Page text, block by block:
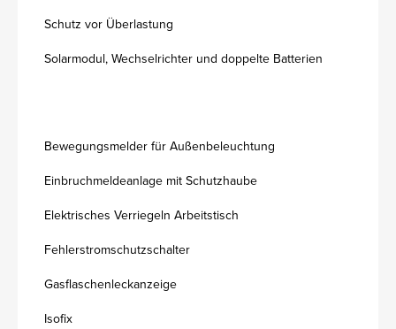
Schutz vor Überlastung
Solarmodul, Wechselrichter und doppelte Batterien
Bewegungsmelder für Außenbeleuchtung
Einbruchmeldeanlage mit Schutzhaube
Elektrisches Verriegeln Arbeitstisch
Fehlerstromschutzschalter
Gasflaschenleckanzeige
Isofix